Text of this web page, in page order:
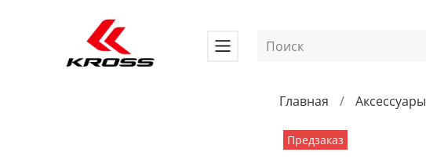
Главная Аксессуары
Предзаказ